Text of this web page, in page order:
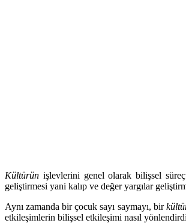
Kültürün işlevlerini genel olarak bilişsel
geliştirmesi yani kalıp ve değer yargılar
Aynı zamanda bir çocuk sayı saymayı, bir
etkileşimlerin bilişsel etkileşimi nasıl